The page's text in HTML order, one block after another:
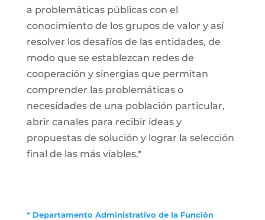
a problemáticas públicas con el
conocimiento de los grupos de valor y así
resolver los desafíos de las entidades, de
modo que se establezcan redes de
cooperación y sinergias que permitan
comprender las problemáticas o
necesidades de una población particular,
abrir canales para recibir ideas y
propuestas de solución y lograr la selección
final de las más viables.*
* Departamento Administrativo de la Función